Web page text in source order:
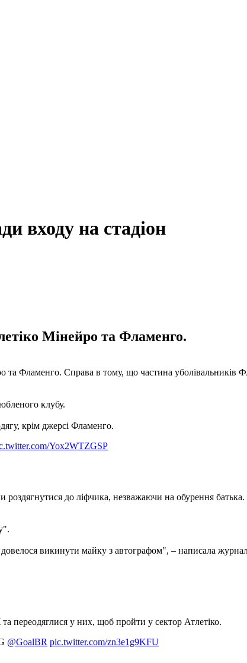
входу на стадіон
Мінейро та Фламенго.
та Фламенго. Справа в тому, що частина уболівальників
клубу.
крім джерсі Фламенго.
Yox2WTZGSP
роздягнутися до ліфчика, незважаючи на обурення
викинути майку з автографом", – написала
переодяглися у них, щоб пройти у сектор Атлетіко.
@GoalBR pic.twitter.com/zn3e1g9KFU